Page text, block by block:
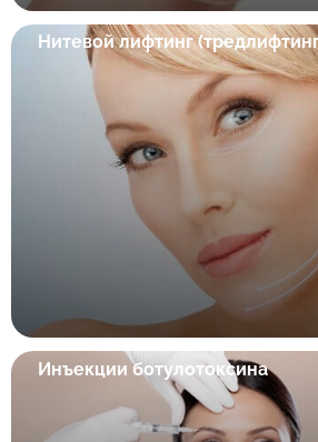
Нитевой лифтинг
Инъекции ботулотоксина